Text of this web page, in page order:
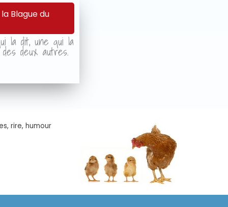
Blague du
la dit, une qui la
deux autres.
rire, humour